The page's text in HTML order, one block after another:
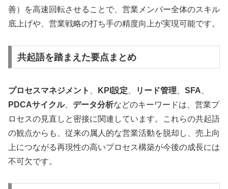
善）を高速回転させることで、営業メンバー全体のスキル
底上げや、営業戦略の打ち手の精度向上が実現可能です。
共起語を踏まえた要点まとめ
プロセスマネジメント KPI設定 リード管理 SFA
PDCAサイクル、 データ分析などのキーワードは、営業プ
ロセスの見直しと密接に関連しています。これらの共起語
の観点からも、従来の属人的な営業活動を脱却し、売上向
上につながる再現性の高いプロセス構築が今後の成長には
不可欠です。